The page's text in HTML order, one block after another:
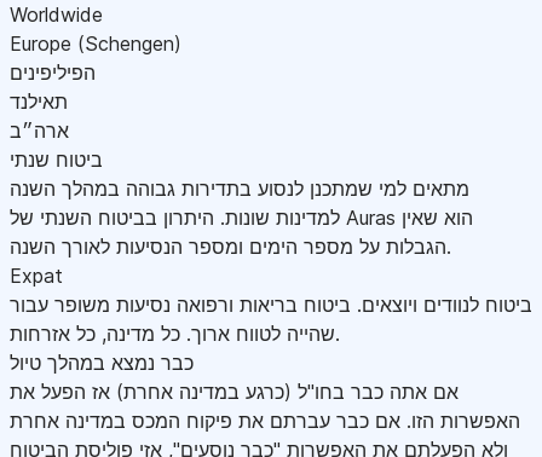
Worldwide
Europe (Schengen)
הפיליפינים
תאילנד
ארה״ב
ביטוח שנתי
מתאים למי שמתכנן לנסוע בתדירות גבוהה במהלך השנה
למדינות שונות. היתרון בביטוח השנתי של Auras הוא שאין
הגבלות על מספר הימים ומספר הנסיעות לאורך השנה.
Expat
ביטוח לנוודים ויוצאים. ביטוח בריאות ורפואה נסיעות משופר עבור
שהייה לטווח ארוך. כל מדינה, כל אזרחות.
כבר נמצא במהלך טיול
אם אתה כבר בחו"ל (כרגע במדינה אחרת) אז הפעל את
האפשרות הזו. אם כבר עברתם את פיקוח המכס במדינה אחרת
ולא הפעלתם את האפשרות "כבר נוסעים", אזי פוליסת הביטוח